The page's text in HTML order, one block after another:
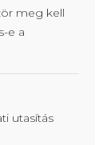
meg kell
e a
utasítás